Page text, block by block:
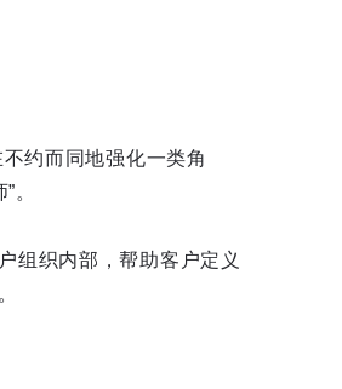
约而同地强化一类角
。
组织内部，帮助客户定义